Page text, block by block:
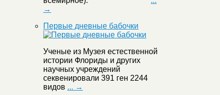
→
Первые дневные бабочки
Ученые из Музея естественной
истории Флориды и других
научных учреждений
секвенировали 391 ген 2244
видов ... →